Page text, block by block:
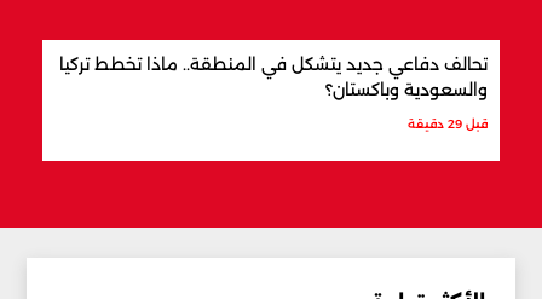
تحالف دفاعي جديد يتشكل في المنطقة.. ماذا تخطط تركيا
والسعودية وباكستان؟
قبل 29 دقيقة